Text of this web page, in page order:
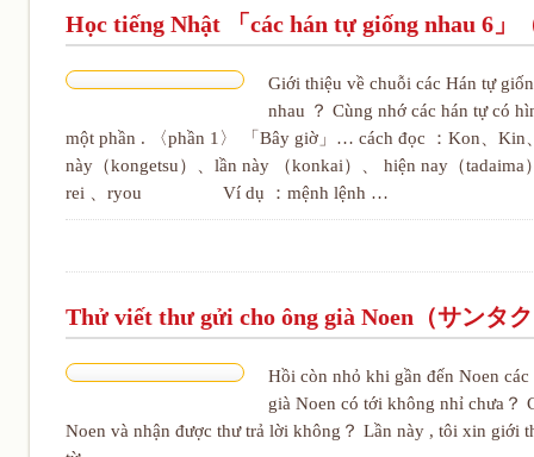
Học tiếng Nhật 「các hán tự giống nhau 6
Giới thiệu về chuỗi các Hán tự
nhau ？ Cùng nhớ các hán tự có
một phần . 〈phần 1〉 「Bây giờ」… cách đọc ：
này（kongetsu）、lần này （konkai）、 hiện nay（
rei 、ryou Ví dụ ：mệnh lệnh …
Thử viết thư gửi cho ông già Noen（サンタ
Hồi còn nhỏ khi gần đến Noen
già Noen có tới không nhỉ chưa？
Noen và nhận được thư trả lời không？ Lần này , tôi xin giới